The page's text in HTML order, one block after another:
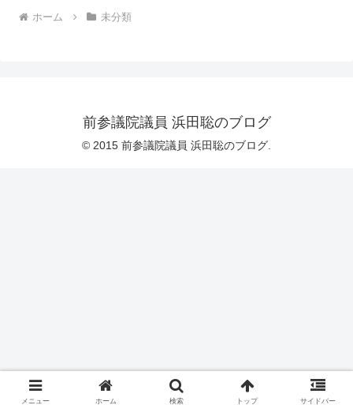
ホーム 未分類
前参議院議員 浜田聡のブログ
© 2015 前参議院議員 浜田聡のブログ.
メニュー ホーム 検索 トップ サイドバー